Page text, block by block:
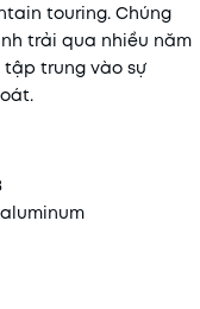
touring. Chúng
trải qua nhiều năm
trung vào sự